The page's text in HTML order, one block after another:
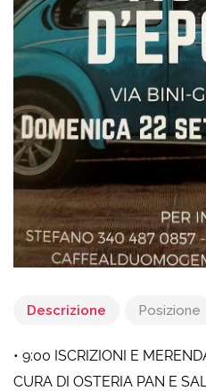
Descrizione Posizione
• 9:00 ISCRIZIONI E
CURA DI OSTERIA PAN E